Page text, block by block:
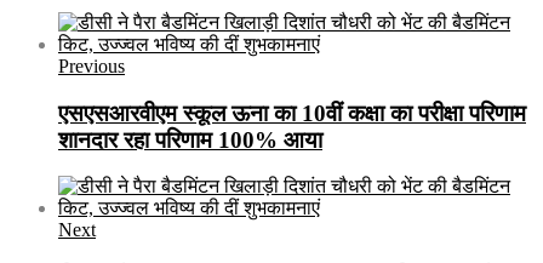
Previous
एसएसआरवीएम स्कूल ऊना का 10वीं कक्षा का परीक्षा परिणाम
शानदार रहा परिणाम 100% आया
Next